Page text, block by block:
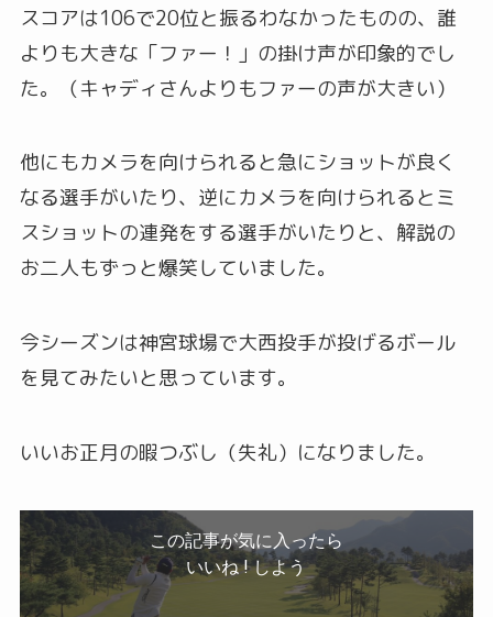
スコアは106で20位と振るわなかったものの、誰
よりも大きな「ファー！」の掛け声が印象的でし
た。（キャディさんよりもファーの声が大きい）
他にもカメラを向けられると急にショットが良く
なる選手がいたり、逆にカメラを向けられるとミ
スショットの連発をする選手がいたりと、解説の
お二人もずっと爆笑していました。
今シーズンは神宮球場で大西投手が投げるボール
を見てみたいと思っています。
いいお正月の暇つぶし（失礼）になりました。
この記事が気に入ったら
いいね ! しよう